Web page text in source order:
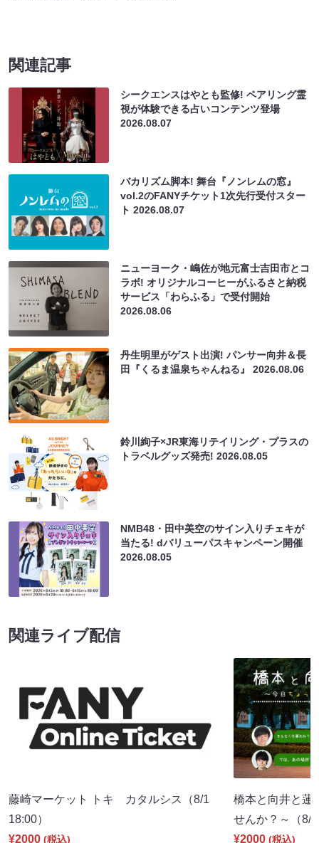
関連記事
シークエンスはやとも監修! ペアリング霊
視が体験できる占いコンテンツ登場
2026.08.07
バカリズム脚本! 舞台『ノンレムの窓』
vol.2のFANYチケット1次先行受付スター
ト2026.08.07
ニューヨーク・嶋佐が地元富士吉田市とコ
ラボ! オリジナルコーヒーがふるさと納税
サービス「わらふる」で受付開始
2026.08.06
丹生明里がゲスト出演! パンサー向井＆長
田『くるま温泉ちゃんねる』2026.08.06
鈴川絢子×JR東海リテイリング・プラスの
トラベルグッズ発売!2026.08.05
NMB48・田中美空のサイン入りチェキが
当たる! dバリューパスキャンペーン開催
2026.08.05
関連ライブ配信
藤崎マーケット トキ カタルシス（8/1
18:00）
¥2000 (税込)
橋本と向井と蓮
せんか？～（
¥2000 (税込)